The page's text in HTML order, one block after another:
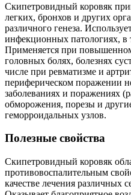
Скипетровидный коровяк
легких, бронхов и других
различного генеза.
инфекционных патологиях, в
Применяется при
головных болях, болезнях
числе при ревматизме и
периферическом поражении
заболеваниях и поражениях
обморожения, порезы и
геморроидальных узлов.
Полезные свойства
Скипетровидный коровяк
противовоспалительным
качестве лечения различных